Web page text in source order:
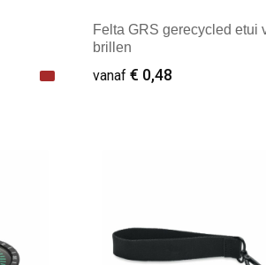
Felta GRS gerecycled etui
brillen
vanaf € 0,48